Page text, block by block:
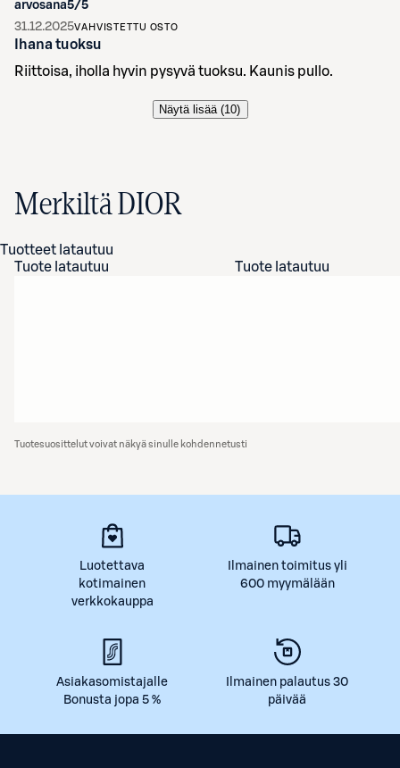
arvosana5/5
31.12.2025VAHVISTETTU OSTO
Ihana tuoksu
Riittoisa, iholla hyvin pysyvä tuoksu. Kaunis pullo.
Näytä lisää (10)
Merkiltä DIOR
Tuotteet latautuu
Tuote latautuu
Tuote latautuu
Tuotesuosittelut voivat näkyä sinulle kohdennetusti
Luotettava
kotimainen
verkkokauppa
Ilmainen toimitus yli
600 myymälään
Asiakasomistajalle
Bonusta jopa 5 %
Ilmainen palautus 30
päivää